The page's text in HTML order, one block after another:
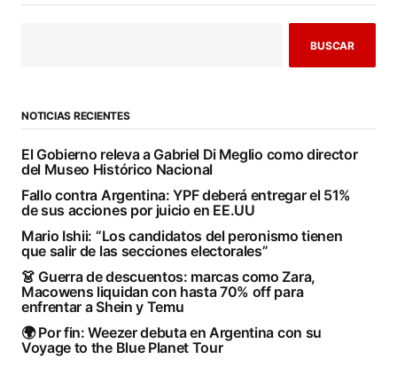
BUSCAR
NOTICIAS RECIENTES
El Gobierno releva a Gabriel Di Meglio como director
del Museo Histórico Nacional
Fallo contra Argentina: YPF deberá entregar el 51%
de sus acciones por juicio en EE.UU
Mario Ishii: “Los candidatos del peronismo tienen
que salir de las secciones electorales”
👗 Guerra de descuentos: marcas como Zara,
Macowens liquidan con hasta 70% off para
enfrentar a Shein y Temu
🌍 Por fin: Weezer debuta en Argentina con su
Voyage to the Blue Planet Tour